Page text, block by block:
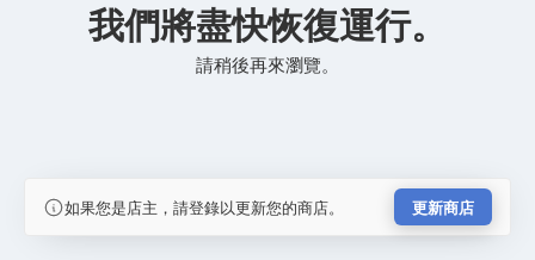
我們將盡快恢復運行。
請稍後再來瀏覽。
如果您是店主，請登錄以更新您的商店。 更新商店